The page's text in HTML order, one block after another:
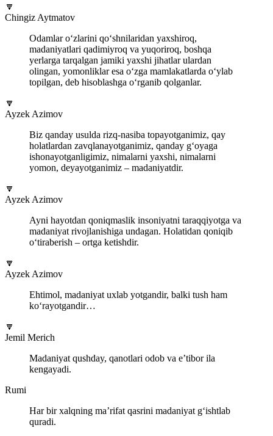
🔽
Chingiz Aytmatov
Odamlar o‘zlarini qo‘shnilaridan yaxshiroq,
madaniyatlari qadimiyroq va yuqoriroq, boshqa
yerlarga tarqalgan jamiki yaxshi jihatlar ulardan
olingan, yomonliklar esa o‘zga mamlakatlarda o‘ylab
topilgan, deb hisoblashga o‘rganib qolganlar.
🔽
Ayzek Azimov
Biz qanday usulda rizq-nasiba topayotganimiz, qay
holatlardan zavqlanayotganimiz, qanday g‘oyaga
ishonayotganligimiz, nimalarni yaxshi, nimalarni
yomon, deyayotganimiz – madaniyatdir.
🔽
Ayzek Azimov
Ayni hayotdan qoniqmaslik insoniyatni taraqqiyotga va
madaniyat rivojlanishiga undagan. Holatidan qoniqib
o‘tiraberish – ortga ketishdir.
🔽
Ayzek Azimov
Ehtimol, madaniyat uxlab yotgandir, balki tush ham
ko‘rayotgandir…
🔽
Jemil Merich
Madaniyat qushday, qanotlari odob va e’tibor ila
kengayadi.
Rumi
Har bir xalqning ma’rifat qasrini madaniyat g‘ishtlab
quradi.